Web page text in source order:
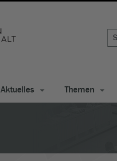
Aktuelles Themen